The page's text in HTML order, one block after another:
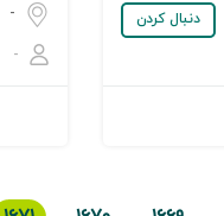
دنبال کردن
-
-